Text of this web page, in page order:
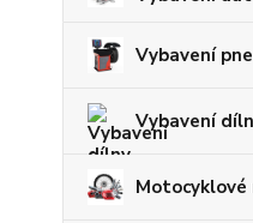
Vybavení
Vybavení
Motocyklové